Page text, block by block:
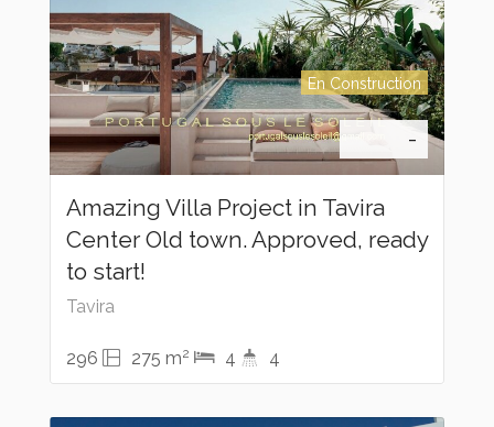
En Construction
-
Amazing Villa Project in Tavira
Center Old town. Approved, ready
to start!
Tavira
296 275 m2 4 4